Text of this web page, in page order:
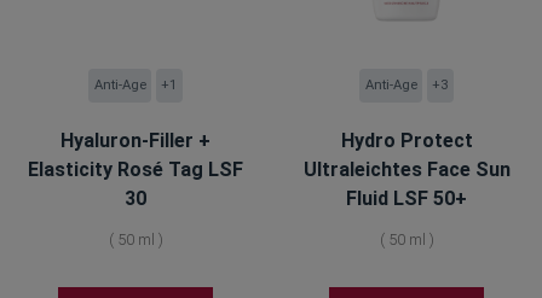
Anti-Age +1
Hyaluron-Filler +
Elasticity Rosé Tag LSF
30
( 50 ml )
Anti-Age +3
Hydro Protect
Ultraleichtes Face Sun
Fluid LSF 50+
( 50 ml )